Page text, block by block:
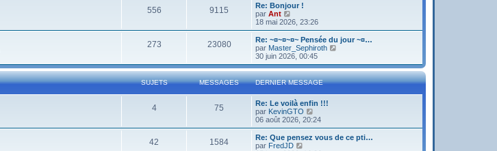
e
r
n
i
e
r
m
e
s
s
a
g
e
556 9115
Re: Bonjour !
par Ant
o
i
r
l
e
e
r
n
i
e
r
m
e
s
s
18 mai 2026, 23:26
273 23080
Re: ~¤~¤~¤~ Pensée du jour ~¤…
par Master_Sephiroth
i
r
l
d
i
e
30 juin 2026, 00:45
SUJETS MESSAGES DERNIER MESSAGE
4 75
Re: Le voilà enfin !!!
par KevinGTO
o
i
r
06 août 2026, 20:24
42 1584
Re: Que pensez vous de ce pti…
par FredJD